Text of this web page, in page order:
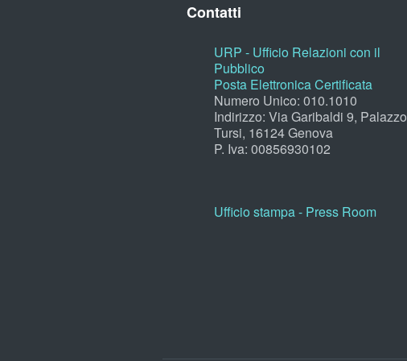
Contatti
URP - Ufficio Relazioni con il
Pubblico
Posta Elettronica Certificata
Numero Unico: 010.1010
Indirizzo: Via Garibaldi 9, Palazzo
Tursi, 16124 Genova
P. Iva: 00856930102
Ufficio stampa - Press Room